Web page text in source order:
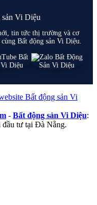
Vi Diệu
tin tức thị trường và cơ
Bất động sản Vi Diệu.
- Bất động sản Vi Diệu:
đầu tư tại Đà Nẵng.